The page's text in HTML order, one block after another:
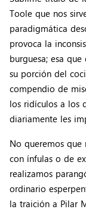
Toole que nos
paradigmática
provoca la
burguesa; esa
su porción del
compendio de
los ridículos a los
diariamente les
No queremos
con ínfulas o de
realizamos
ordinario
la traición a Pilar